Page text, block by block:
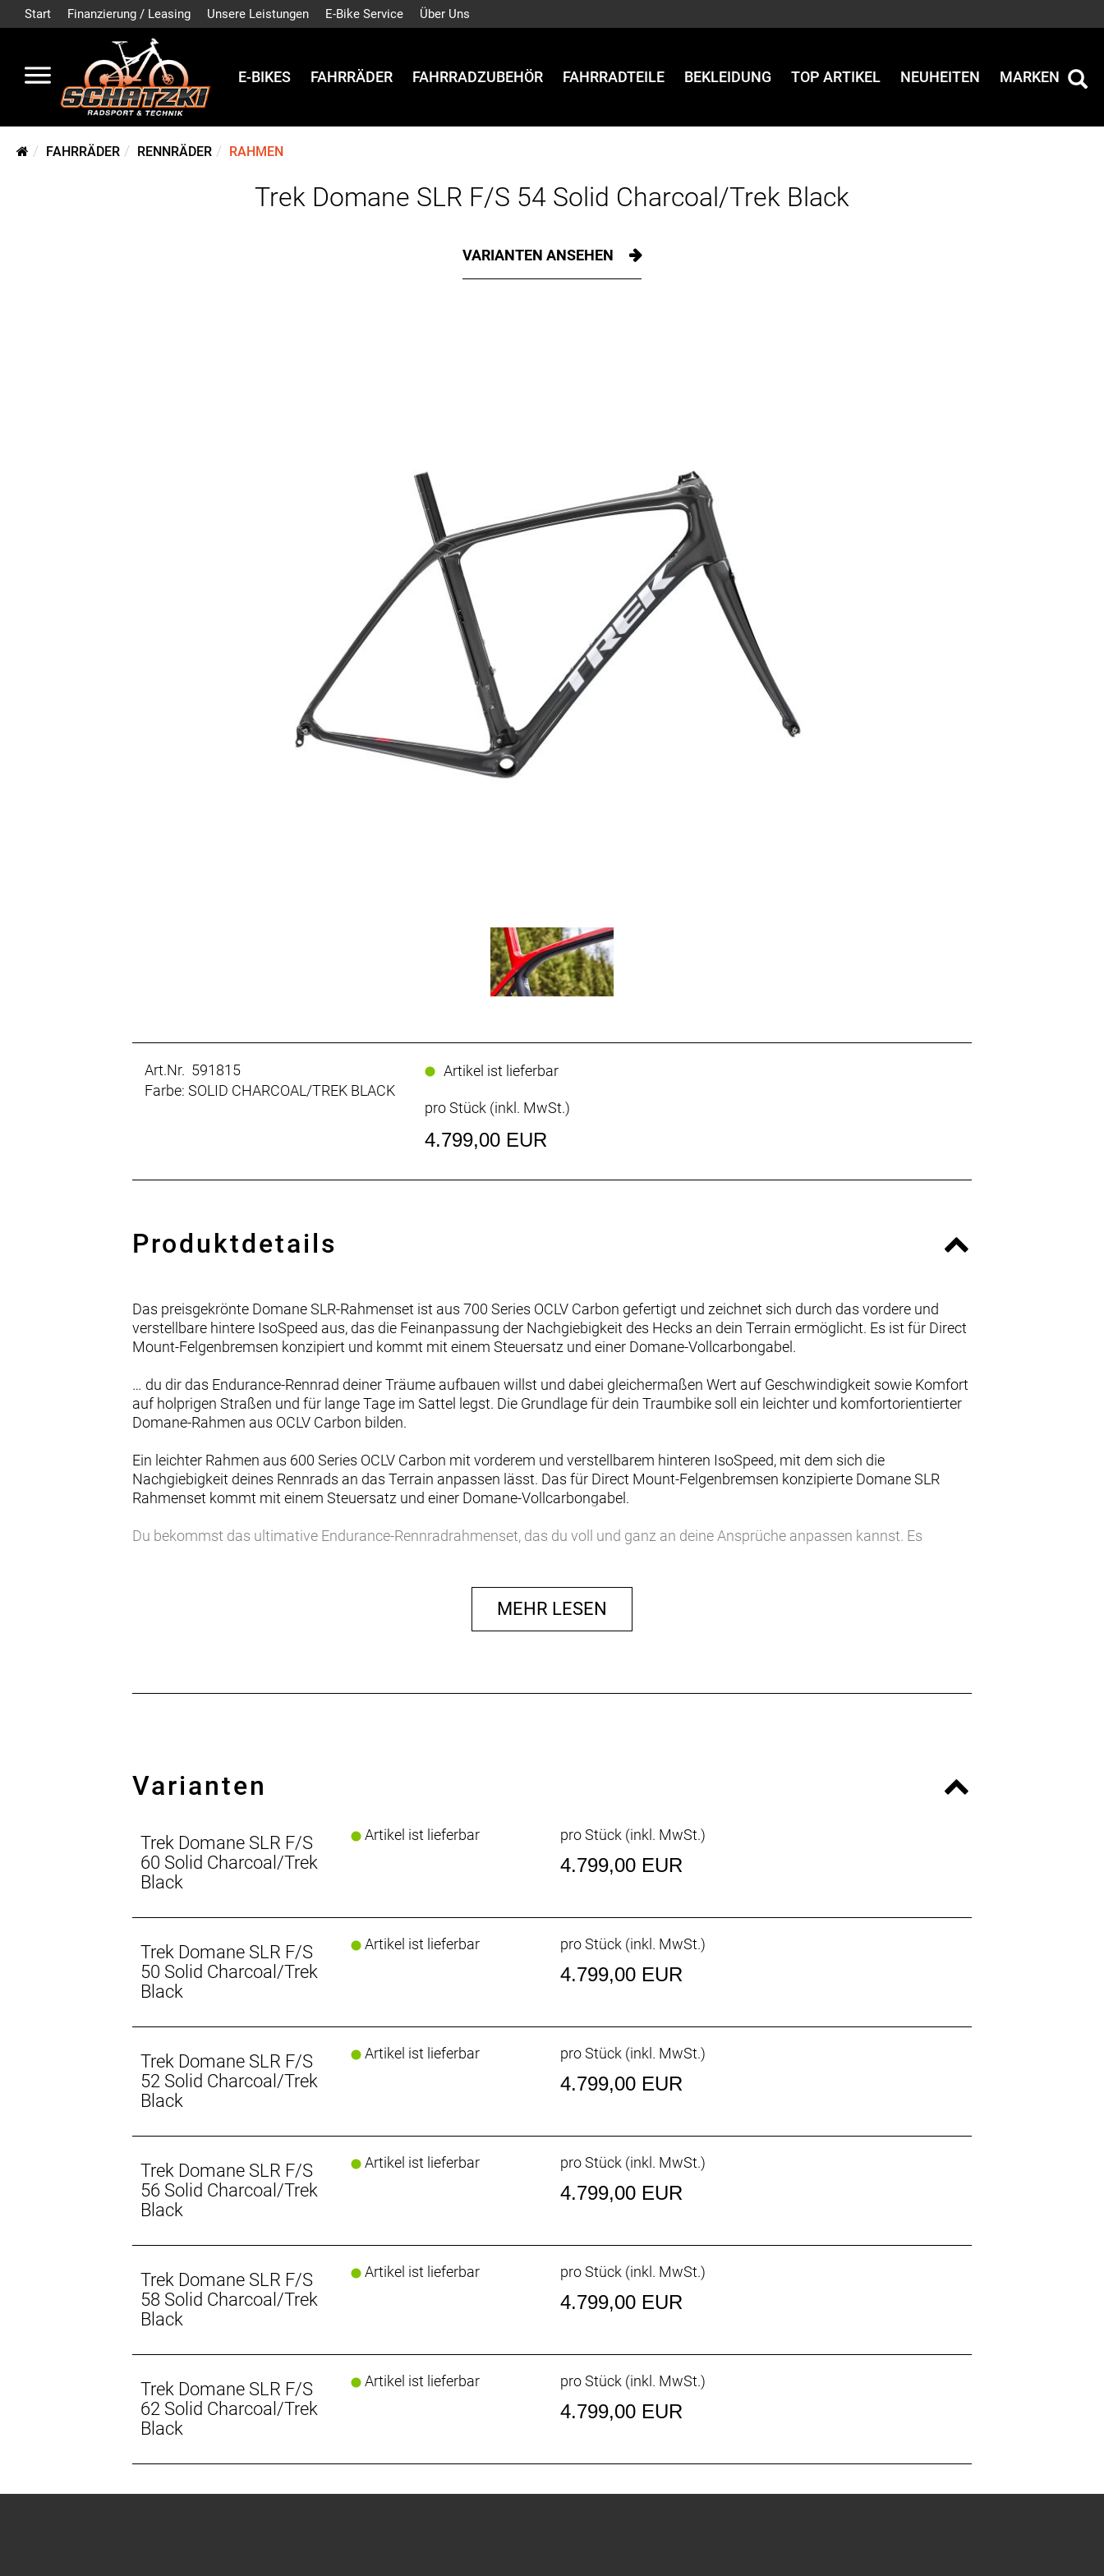
Start Finanzierung / Leasing Unsere Leistungen E-Bike Service Über Uns
E-BIKES FAHRRÄDER FAHRRADZUBEHÖR FAHRRADTEILE BEKLEIDUNG TOP ARTIKEL NEUHEITEN MARKEN
FAHRRÄDER RENNRÄDER RAHMEN
Trek Domane SLR F/S 54 Solid Charcoal/Trek Black
VARIANTEN ANSEHEN
Art.Nr. 591815
Farbe: SOLID CHARCOAL/TREK BLACK
Artikel ist lieferbar
pro Stück (inkl. MwSt.)
4.799,00 EUR
Produktdetails
Das preisgekrönte Domane SLR-Rahmenset ist aus 700 Series OCLV Carbon gefertigt und zeichnet sich durch das vordere und
verstellbare hintere IsoSpeed aus, das die Feinanpassung der Nachgiebigkeit des Hecks an dein Terrain ermöglicht. Es ist für Direct
Mount-Felgenbremsen konzipiert und kommt mit einem Steuersatz und einer Domane-Vollcarbongabel.
… du dir das Endurance-Rennrad deiner Träume aufbauen willst und dabei gleichermaßen Wert auf Geschwindigkeit sowie Komfort
auf holprigen Straßen und für lange Tage im Sattel legst. Die Grundlage für dein Traumbike soll ein leichter und komfortorientierter
Domane-Rahmen aus OCLV Carbon bilden.
Ein leichter Rahmen aus 600 Series OCLV Carbon mit vorderem und verstellbarem hinteren IsoSpeed, mit dem sich die
Nachgiebigkeit deines Rennrads an das Terrain anpassen lässt. Das für Direct Mount-Felgenbremsen konzipierte Domane SLR
Rahmenset kommt mit einem Steuersatz und einer Domane-Vollcarbongabel.
Du bekommst das ultimative Endurance-Rennradrahmenset, das du voll und ganz an deine Ansprüche anpassen kannst. Es
- Am Domane SLR Gen 2 sorgen das vordere und hintere IsoSpeed und der Rahmen aus 700 Series OCLV Carbon auf jeder Straße
für ein geschmeidiges, leichtes und ultrakomfortables Fahrgefühl.
- Mithilfe eines einfachen Schiebereglers lässt sich die Nachgiebigkeit des Rahmens an deine Präferenzen anpassen.
MEHR LESEN
Varianten
Trek Domane SLR F/S
60 Solid Charcoal/Trek
Black
Artikel ist lieferbar pro Stück (inkl. MwSt.)
4.799,00 EUR
Trek Domane SLR F/S
50 Solid Charcoal/Trek
Black
Artikel ist lieferbar pro Stück (inkl. MwSt.)
4.799,00 EUR
Trek Domane SLR F/S
52 Solid Charcoal/Trek
Black
Artikel ist lieferbar pro Stück (inkl. MwSt.)
4.799,00 EUR
Trek Domane SLR F/S
56 Solid Charcoal/Trek
Black
Artikel ist lieferbar pro Stück (inkl. MwSt.)
4.799,00 EUR
Trek Domane SLR F/S
58 Solid Charcoal/Trek
Black
Artikel ist lieferbar pro Stück (inkl. MwSt.)
4.799,00 EUR
Trek Domane SLR F/S
62 Solid Charcoal/Trek
Black
Artikel ist lieferbar pro Stück (inkl. MwSt.)
4.799,00 EUR